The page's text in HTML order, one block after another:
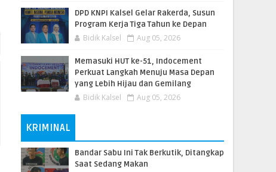
DPD KNPI Kalsel Gelar Rakerda, Susun
Program Kerja Tiga Tahun ke Depan
Bidik Kalsel Aug 05, 2026
Memasuki HUT ke-51, Indocement
Perkuat Langkah Menuju Masa Depan
yang Lebih Hijau dan Gemilang
Bidik Kalsel Aug 05, 2026
KRIMINAL
Bandar Sabu Ini Tak Berkutik, Ditangkap
Saat Sedang Makan